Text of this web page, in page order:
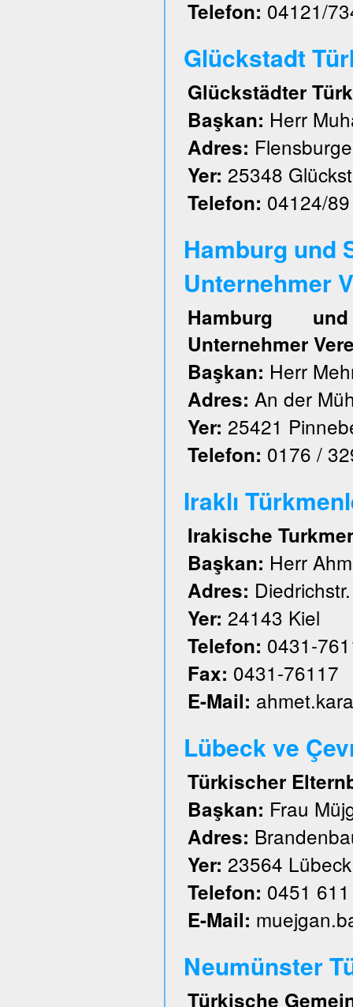
Telefon: 04121/
Glückstadt
Glückstädter
Başkan: Herr
Adres:
Yer: 25348
Telefon: 04124/
Hamburg und
Unternehmer
Hamburg und
Unternehmer
Başkan: Herr
Adres: An der
Yer: 25421
Telefon: 0176 /
Iraklı
Irakische
Başkan: Herr
Adres:
Yer: 24143 Kiel
Telefon: 0431-
Fax: 0431-76117
E-Mail:
Lübeck ve
Türkischer
Başkan: Frau
Adres:
Yer: 23564 Lübeck
Telefon: 0451
E-Mail:
Neumünster
Türkische